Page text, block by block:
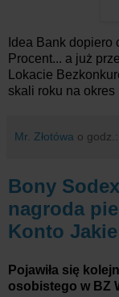
Idea Bank dopiero
Procent... a już
Lokacie
skali roku na okres
Mr. Złotówa o godz.:
Bony
nagroda
Konto
Pojawiła się
osobistego w BZ